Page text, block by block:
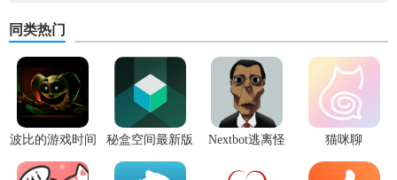
同类热门
波比的游戏时间
3安卓版
秘盒空间最新版
Nextbot逃离怪
猫咪聊